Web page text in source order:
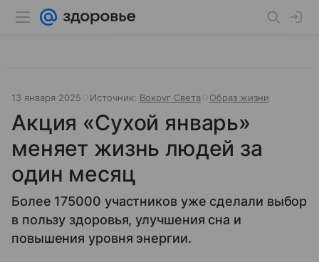
13 января 2025 Источник: Вокруг Света Образ жизни
Акция «Сухой январь»
меняет жизнь людей за
один месяц
Более 175000 участников уже сделали выбор
в пользу здоровья, улучшения сна и
повышения уровня энергии.